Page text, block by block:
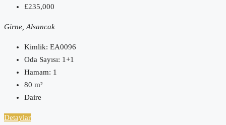
£235,000
Girne, Alsancak
Kimlik: EA0096
Oda Sayısı: 1+1
Hamam: 1
80 m²
Daire
Detaylar